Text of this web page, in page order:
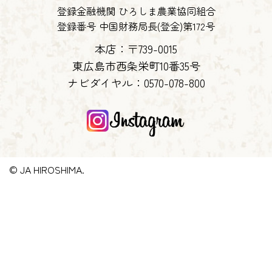
登録金融機関 ひろしま農業協同組合
登録番号 中国財務局長(登金)第172号
本店：〒739-0015
東広島市西条栄町10番35号
ナビダイヤル： 0570-078-800
© JA HIROSHIMA.